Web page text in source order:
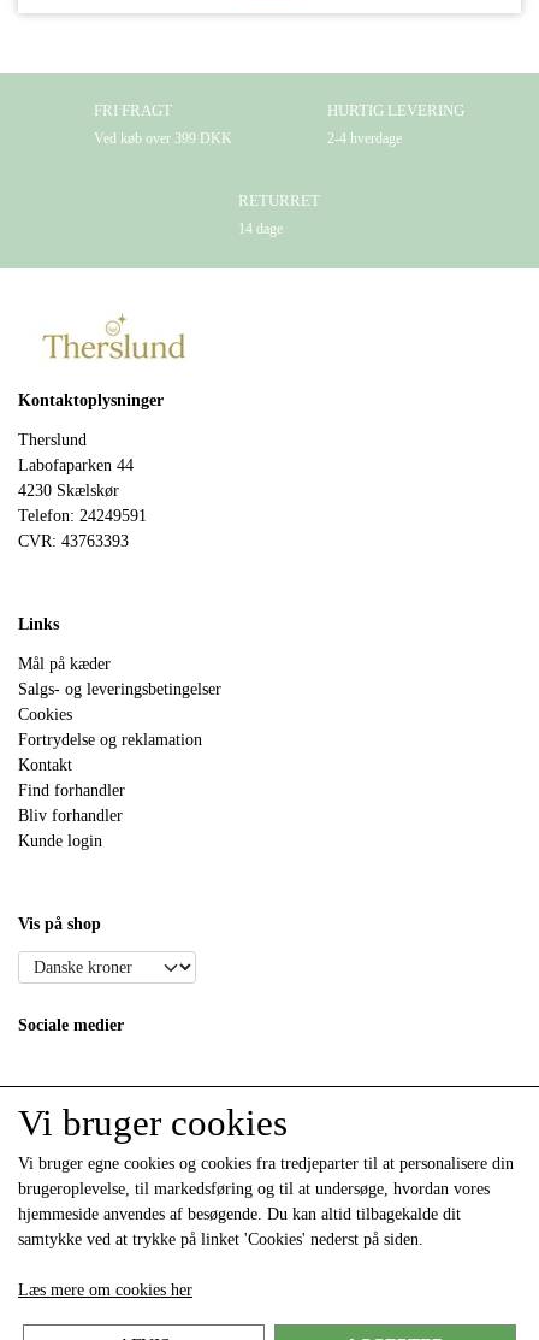
FRI FRAGT
Ved køb over 399 DKK
HURTIG LEVERING
2-4 hverdage
RETURRET
14 dage
Kontaktoplysninger
Therslund
Labofaparken 44
4230 Skælskør
Telefon: 24249591
CVR: 43763393
Links
Mål på kæder
Salgs- og leveringsbetingelser
Cookies
Fortrydelse og reklamation
Kontakt
Find forhandler
Bliv forhandler
Kunde login
Vis på shop
Sociale medier
Modtag vores nyhedsbrev via e-mail
Vi bruger cookies
Vi bruger egne cookies og cookies fra tredjeparter til at personalisere din
brugeroplevelse, til markedsføring og til at undersøge, hvordan vores
hjemmeside anvendes af besøgende. Du kan altid tilbagekalde dit
samtykke ved at trykke på linket 'Cookies' nederst på siden.
Læs mere om cookies her